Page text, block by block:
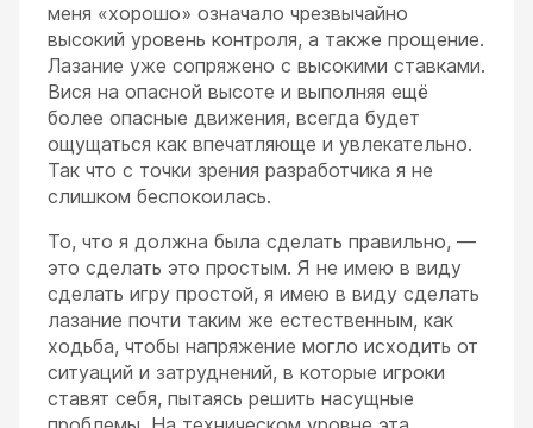
меня «хорошо» означало чрезвычайно
высокий уровень контроля, а также прощение.
Лазание уже сопряжено с высокими ставками.
Вися на опасной высоте и выполняя ещё
более опасные движения, всегда будет
ощущаться как впечатляюще и увлекательно.
Так что с точки зрения разработчика я не
слишком беспокоилась.
То, что я должна была сделать правильно, —
это сделать это простым. Я не имею в виду
сделать игру простой, я имею в виду сделать
лазание почти таким же естественным, как
ходьба, чтобы напряжение могло исходить от
ситуаций и затруднений, в которые игроки
ставят себя, пытаясь решить насущные